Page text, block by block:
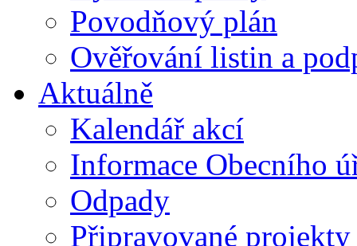
Povodňový plán
Ověřování listin a
Aktuálně
Kalendář akcí
Informace Obecního
Odpady
Připravované projekty